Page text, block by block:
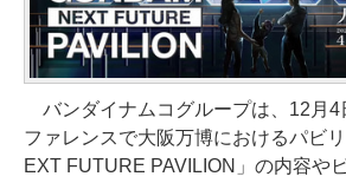
バンダイナムコグループは、12月4
ファレンスで大阪万博におけるパビ
EXT FUTURE PAVILION」の内容や